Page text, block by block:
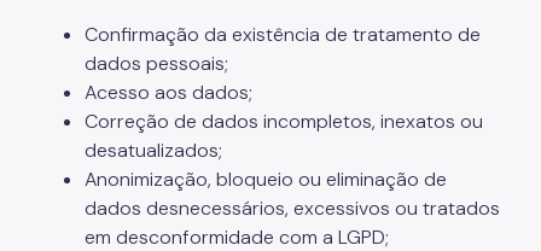
Confirmação da existência de tratamento de
dados pessoais;
Acesso aos dados;
Correção de dados incompletos, inexatos ou
desatualizados;
Anonimização, bloqueio ou eliminação de
dados desnecessários, excessivos ou tratados
em desconformidade com a LGPD;